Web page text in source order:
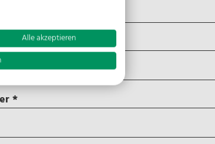
*
Alle akzeptieren